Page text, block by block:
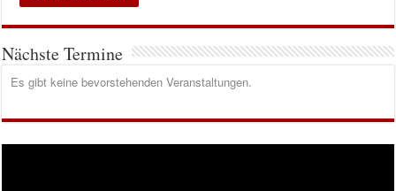
Nächste Termine
Es gibt keine bevorstehenden Veranstaltungen.